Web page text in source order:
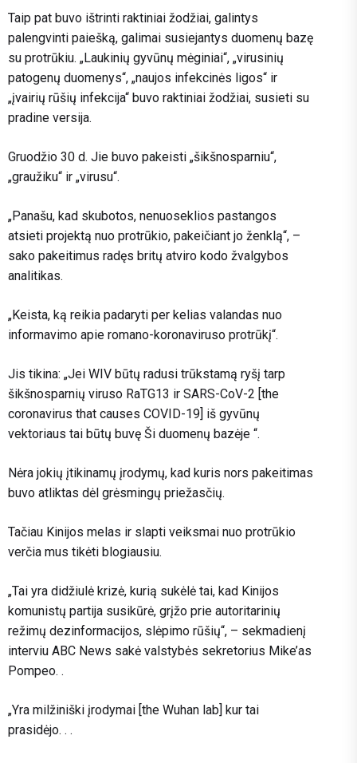
Taip pat buvo ištrinti raktiniai žodžiai, galintys
palengvinti paiešką, galimai susiejantys duomenų bazę
su protrūkiu. „Laukinių gyvūnų mėginiai“, „virusinių
patogenų duomenys“, „naujos infekcinės ligos“ ir
„įvairių rūšių infekcija“ buvo raktiniai žodžiai, susieti su
pradine versija.
Gruodžio 30 d. Jie buvo pakeisti „šikšnosparniu“,
„graužiku“ ir „virusu“.
„Panašu, kad skubotos, nenuoseklios pastangos
atsieti projektą nuo protrūkio, pakeičiant jo ženklą“, –
sako pakeitimus radęs britų atviro kodo žvalgybos
analitikas.
„Keista, ką reikia padaryti per kelias valandas nuo
informavimo apie romano-koronaviruso protrūkį“.
Jis tikina: „Jei WIV būtų radusi trūkstamą ryšį tarp
šikšnosparnių viruso RaTG13 ir SARS-CoV-2 [the
coronavirus that causes COVID-19] iš gyvūnų
vektoriaus tai būtų buvę Ši duomenų bazėje “.
Nėra jokių įtikinamų įrodymų, kad kuris nors pakeitimas
buvo atliktas dėl grėsmingų priežasčių.
Tačiau Kinijos melas ir slapti veiksmai nuo protrūkio
verčia mus tikėti blogiausiu.
„Tai yra didžiulė krizė, kurią sukėlė tai, kad Kinijos
komunistų partija susikūrė, grįžo prie autoritarinių
režimų dezinformacijos, slėpimo rūšių“, – sekmadienį
interviu ABC News sakė valstybės sekretorius Mike’as
Pompeo. .
„Yra milžiniški įrodymai [the Wuhan lab] kur tai
prasidėjo. . .